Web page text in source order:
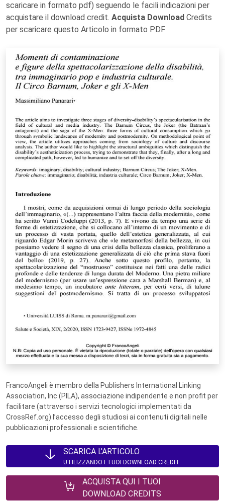
scaricare in formato pdf) seguendo le facili indicazioni per
acquistare il download credit. Acquista Download Credits
per scaricare questo Articolo in formato PDF
FrancoAngeli è membro della Publishers International Linking
Association, Inc (PILA), associazione indipendente e non profit per
facilitare (attraverso i servizi tecnologici implementati da
CrossRef.org) l’accesso degli studiosi ai contenuti digitali nelle
pubblicazioni professionali e scientifiche.
SCARICA L'ARTICOLO
UTILIZZANDO I TUOI DOWNLOAD CREDIT
ACQUISTA QUI I TUOI
DOWNLOAD CREDITS